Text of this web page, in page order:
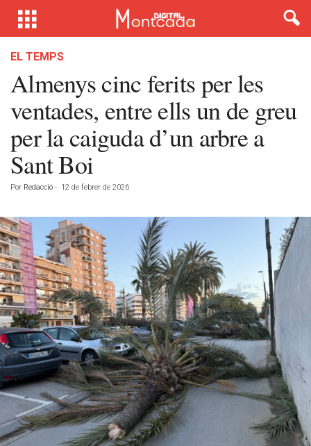
EL TEMPS
Almenys cinc ferits per les
ventades, entre ells un de greu
per la caiguda d’un arbre a
Sant Boi
Por Redacció - 12 de febrer de 2026